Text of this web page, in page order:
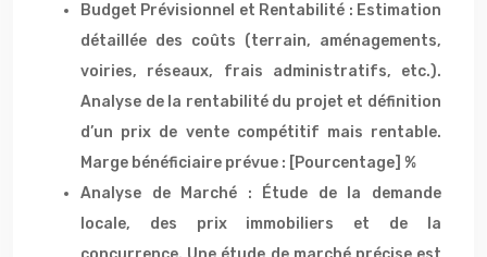
Budget Prévisionnel et Rentabilité : Estimation
détaillée des coûts (terrain, aménagements,
voiries, réseaux, frais administratifs, etc.).
Analyse de la rentabilité du projet et définition
d’un prix de vente compétitif mais rentable.
Marge bénéficiaire prévue : [Pourcentage] %
Analyse de Marché : Étude de la demande
locale, des prix immobiliers et de la